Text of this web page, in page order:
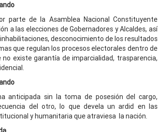
parte de la Asamblea Nacional Constituyente
a las elecciones de Gobernadores y Alcaldes, así
desconocimiento de los resultados
que regulan los procesos electorales dentro de
existe garantía de imparcialidad, trasparencia,
anticipada sin la toma de posesión del cargo,
del otro, lo que devela un ardid en las
y humanitaria que atraviesa la nación.